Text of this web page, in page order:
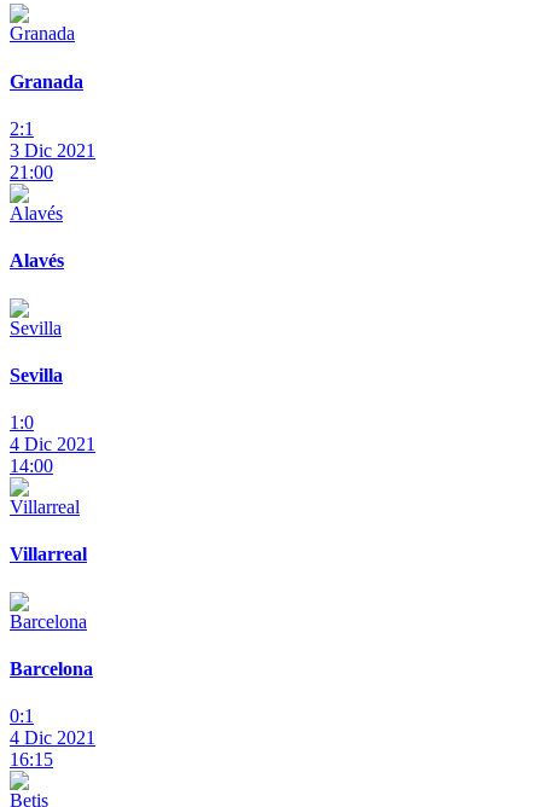
Granada
2:1
3 Dic 2021
21:00
Alavés
Sevilla
1:0
4 Dic 2021
14:00
Villarreal
Barcelona
0:1
4 Dic 2021
16:15